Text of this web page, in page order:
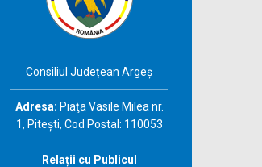
Consiliul Județean Argeș
Adresa: Piaţa Vasile Milea nr.
1, Piteşti, Cod Postal: 110053
Relații cu Publicul